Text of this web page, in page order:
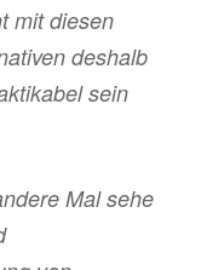
mit diesen
deshalb
sein
Mal sehe